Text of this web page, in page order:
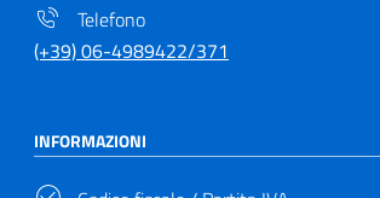
Telefono
(+39) 06-4989422/371
INFORMAZIONI